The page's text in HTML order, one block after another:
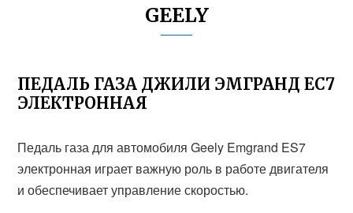
GEELY
ПЕДАЛЬ ГАЗА ДЖИЛИ ЭМГРАНД ЕС7
ЭЛЕКТРОННАЯ
Педаль газа для автомобиля Geely Emgrand ES7
электронная играет важную роль в работе двигателя
и обеспечивает управление скоростью.